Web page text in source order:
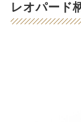
レオパード